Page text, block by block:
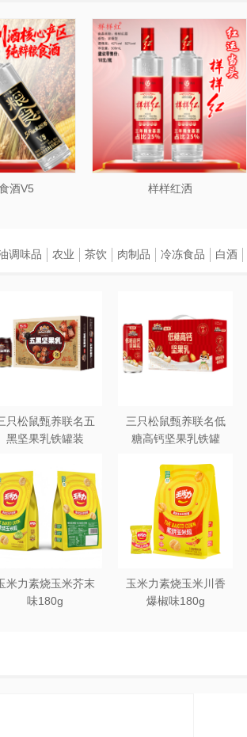
酒V5 样样红洒
只松鼠甄养联名五
黑坚果乳铁罐装
三只松鼠甄养联名低
糖高钙坚果乳铁罐
米力素烧玉米芥末
味180g
玉米力素烧玉米川香
爆椒味180g
调味品 农业 茶饮 肉制品 冷冻食品 白酒